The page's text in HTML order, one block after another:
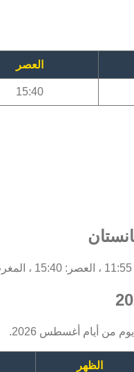
العصر
15:40
من أيام أغسطس 2026.
الظهر